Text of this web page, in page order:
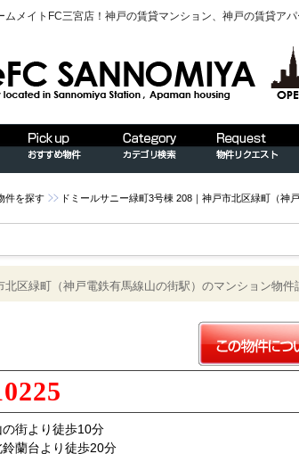
メイトFC三宮店！神戸の賃貸マンション、神戸の賃貸ア
件を探す ドミールサニー緑町3号棟 208｜神戸市北区緑町（神
北区緑町（神戸電鉄有馬線山の街駅）のマンション物件
の街より徒歩10分
鈴蘭台より徒歩20分